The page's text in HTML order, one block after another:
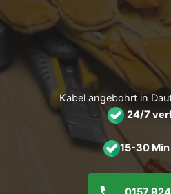
Inhalt
Kabel angebohrt in
24/7
15-30